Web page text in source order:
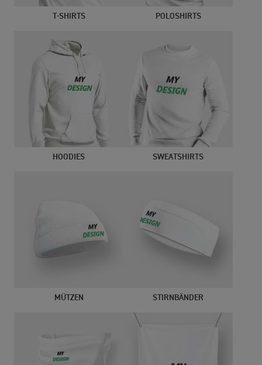
T-SHIRTS POLOSHIRTS
HOODIES SWEATSHIRTS
MÜTZEN STIRNBÄNDER